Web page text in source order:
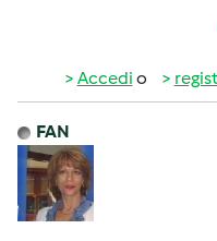
Accedi o
FAN